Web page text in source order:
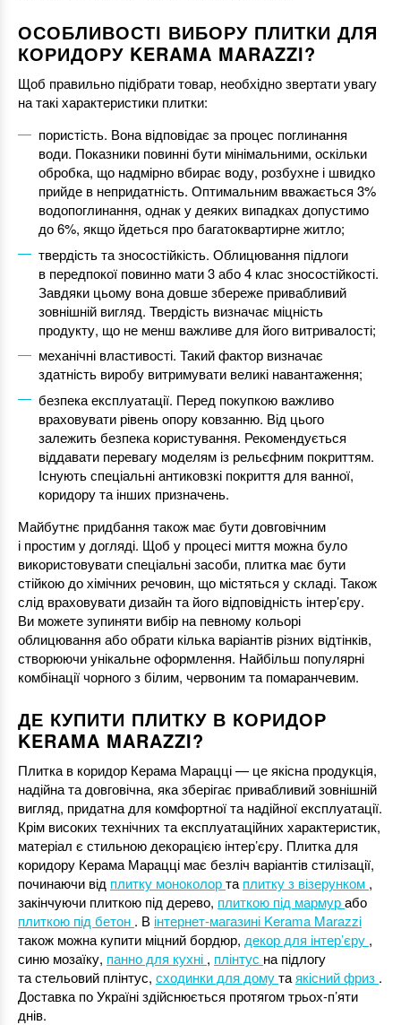
ОСОБЛИВОСТІ ВИБОРУ ПЛИТКИ ДЛЯ
КОРИДОРУ KERAMA MARAZZI?
Щоб правильно підібрати товар, необхідно звертати увагу
на такі характеристики плитки:
пористість. Вона відповідає за процес поглинання
води. Показники повинні бути мінімальними, оскільки
обробка, що надмірно вбирає воду, розбухне і швидко
прийде в непридатність. Оптимальним вважається 3%
водопоглинання, однак у деяких випадках допустимо
до 6%, якщо йдеться про багатоквартирне житло;
твердість та зносостійкість. Облицювання підлоги
в передпокої повинно мати 3 або 4 клас зносостійкості.
Завдяки цьому вона довше збереже привабливий
зовнішній вигляд. Твердість визначає міцність
продукту, що не менш важливе для його витривалості;
механічні властивості. Такий фактор визначає
здатність виробу витримувати великі навантаження;
безпека експлуатації. Перед покупкою важливо
враховувати рівень опору ковзанню. Від цього
залежить безпека користування. Рекомендується
віддавати перевагу моделям із рельєфним покриттям.
Існують спеціальні антиковзкі покриття для ванної,
коридору та інших призначень.
Майбутнє придбання також має бути довговічним
і простим у догляді. Щоб у процесі миття можна було
використовувати спеціальні засоби, плитка має бути
стійкою до хімічних речовин, що містяться у складі. Також
слід враховувати дизайн та його відповідність інтер’єру.
Ви можете зупиняти вибір на певному кольорі
облицювання або обрати кілька варіантів різних відтінків,
створюючи унікальне оформлення. Найбільш популярні
комбінації чорного з білим, червоним та помаранчевим.
ДЕ КУПИТИ ПЛИТКУ В КОРИДОР
KERAMA MARAZZI?
Плитка в коридор Керама Марацці — це якісна продукція,
надійна та довговічна, яка зберігає привабливий зовнішній
вигляд, придатна для комфортної та надійної експлуатації.
Крім високих технічних та експлуатаційних характеристик,
матеріал є стильною декорацією інтер’єру. Плитка для
коридору Керама Марацці має безліч варіантів стилізації,
починаючи від плитку моноколорта плитку з візерунком ,
закінчуючи плиткою під дерево, плиткою під мармурабо
плиткою під бетон . В інтернет-магазині Kerama Marazzi
також можна купити міцний бордюр, декор для інтер’єру ,
синю мозаїку, панно для кухні , плінтус на підлогу
та стельовий плінтус, сходинки для домутаякісний фриз .
Доставка по Україні здійснюється протягом трьох-п’яти
днів.